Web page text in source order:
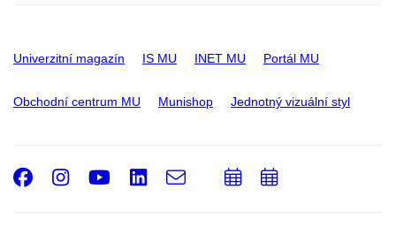
Odbor výzkumu
Centrum pro výzkumnou kulturu,
Oddělení akademických
Univerzitní magazín IS MU INET MU Portál MU
Obchodní centrum MU Munishop Jednotný vizuální styl
Facebook
Instagram
Youtube
LinkedIn
e-
PřidatPřidat